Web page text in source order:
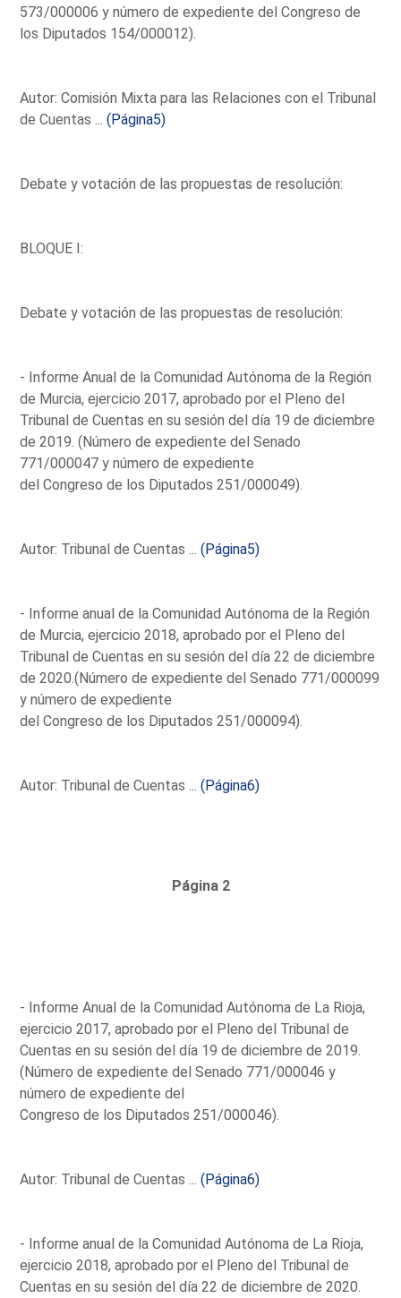
573/000006 y número de expediente del Congreso de
los Diputados 154/000012).
Autor: Comisión Mixta para las Relaciones con el Tribunal
de Cuentas ...(Página5)
Debate y votación de las propuestas de resolución:
BLOQUE I:
Debate y votación de las propuestas de resolución:
- Informe Anual de la Comunidad Autónoma de la Región
de Murcia, ejercicio 2017, aprobado por el Pleno del
Tribunal de Cuentas en su sesión del día 19 de diciembre
de 2019. (Número de expediente del Senado
771/000047 y número de expediente
del Congreso de los Diputados 251/000049).
Autor: Tribunal de Cuentas ...(Página5)
- Informe anual de la Comunidad Autónoma de la Región
de Murcia, ejercicio 2018, aprobado por el Pleno del
Tribunal de Cuentas en su sesión del día 22 de diciembre
de 2020.(Número de expediente del Senado 771/000099
y número de expediente
del Congreso de los Diputados 251/000094).
Autor: Tribunal de Cuentas ...(Página6)
Página 2
- Informe Anual de la Comunidad Autónoma de La Rioja,
ejercicio 2017, aprobado por el Pleno del Tribunal de
Cuentas en su sesión del día 19 de diciembre de 2019.
(Número de expediente del Senado 771/000046 y
número de expediente del
Congreso de los Diputados 251/000046).
Autor: Tribunal de Cuentas ...(Página6)
- Informe anual de la Comunidad Autónoma de La Rioja,
ejercicio 2018, aprobado por el Pleno del Tribunal de
Cuentas en su sesión del día 22 de diciembre de 2020.